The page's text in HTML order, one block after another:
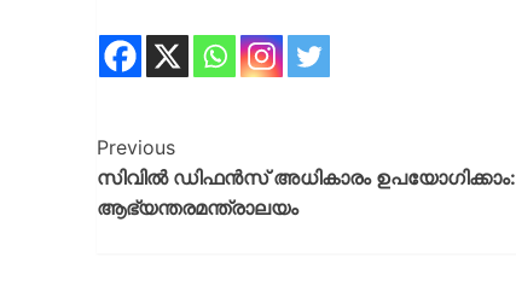
Previous
സിവില്‍ ഡിഫന്‍സ് അധികാരം ഉപയോഗിക്കാം:
ആഭ്യന്തരമന്ത്രാലയം